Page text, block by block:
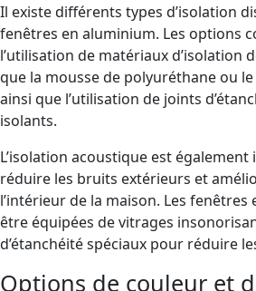
Il existe différents types d’isolation
fenêtres en aluminium. Les options
l’utilisation de matériaux d’isolation
que la mousse de polyuréthane ou
ainsi que l’utilisation de joints
isolants.
L’isolation acoustique est
réduire les bruits extérieurs et
l’intérieur de la maison. Les
être équipées de vitrages
d’étanchéité spéciaux pour réduire
Options de couleur et